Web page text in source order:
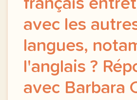
français
avec les
langues,
l'anglais ?
avec Barbara